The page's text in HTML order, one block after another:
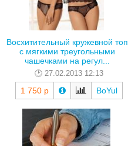
Восхитительный кружевной топ
с мягкими треугольными
чашечками на регул...
27.02.2013 12:13
1 750 р BoYul